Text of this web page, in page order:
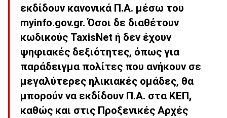
εκδίδουν κανονικά Π.Α. μέσω του
myinfo.gov.gr. Όσοι δε διαθέτουν
κωδικούς TaxisNet ή δεν έχουν
ψηφιακές δεξιότητες, όπως για
παράδειγμα πολίτες που ανήκουν σε
μεγαλύτερες ηλικιακές ομάδες, θα
μπορούν να εκδίδουν Π.Α. στα ΚΕΠ,
καθώς και στις Προξενικές Αρχές